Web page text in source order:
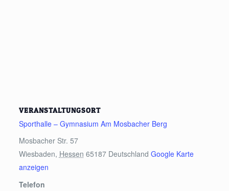
VERANSTALTUNGSORT
Sporthalle – Gymnasium Am Mosbacher Berg
Mosbacher Str. 57
Wiesbaden, Hessen 65187 Deutschland Google Karte
anzeigen
Telefon